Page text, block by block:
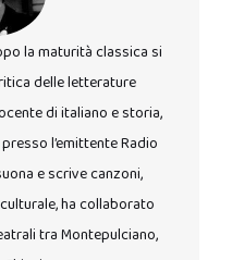
la maturità classica si
delle letterature
di italiano e storia,
l’emittente Radio
e scrive canzoni,
ha collaborato
tra Montepulciano,